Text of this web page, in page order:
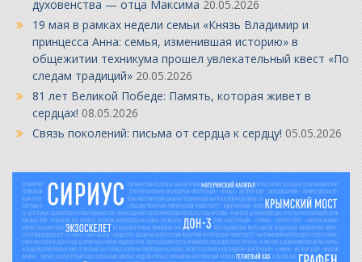
духовенства — отца Максима 20.05.2026
19 мая в рамках недели семьи «Князь Владимир и
принцесса Анна: семья, изменившая историю» в
общежитии техникума прошел увлекательный квест «По
следам традиций» 20.05.2026
81 лет Великой Победе: Память, которая живет в
сердцах! 08.05.2026
Связь поколений: письма от сердца к сердцу! 05.05.2026